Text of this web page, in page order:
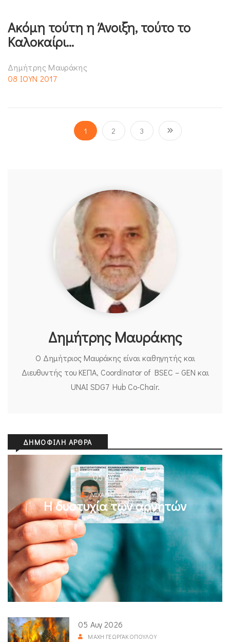
Ακόμη τούτη η Άνοιξη, τούτο το
Καλοκαίρι…
Δημήτρης Μαυράκης
08 ΙΟΥΝ 2017
1 2 3
Δημήτρης Μαυράκης
Ο Δημήτριος Μαυράκης είναι καθηγητής και
Διευθυντής του ΚΕΠΑ, Coordinator of BSEC – GEN και
UNAI SDG7 Hub Co-Chair.
ΔΗΜΟΦΙΛΉ ΆΡΘΡΑ
05 Αυγ 2026
ΜΙΧΆΛΗΣ ΚΥΡΙΑΚΊΔΗΣ
Η δυστυχία των αρνητών
05 Αυγ 2026
ΜΆΧΗ ΓΕΩΡΓΑΚΟΠΟΎΛΟΥ